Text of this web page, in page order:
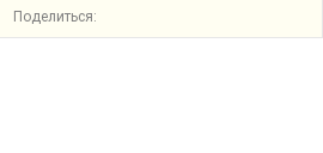
Поделиться: